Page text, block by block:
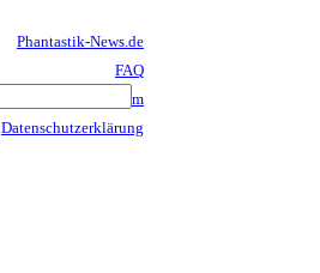
Phantastik-News.de
FAQ
Impressum
Datenschutzerklärung